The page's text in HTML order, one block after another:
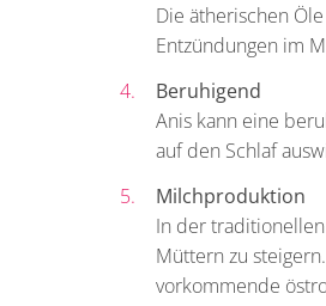
Die ätherischen
Entzündungen im
Beruhigend
Anis kann eine
auf den Schlaf
Milchproduktion
In der
Müttern zu
vorkommende